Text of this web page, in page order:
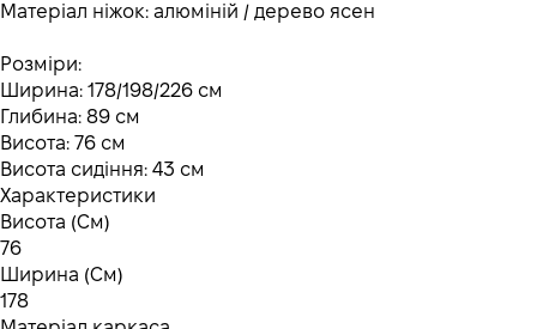
Матеріал ніжок: алюміній / дерево ясен
Розміри:
Ширина: 178/198/226 см
Глибина: 89 см
Висота: 76 см
Висота сидіння: 43 см
Характеристики
Висота (См)
76
Ширина (См)
178